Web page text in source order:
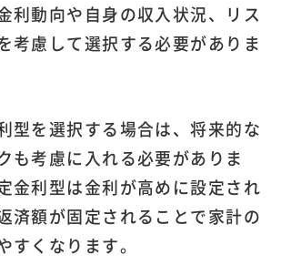
利動向や自身の収入状況、リス
考慮して選択する必要がありま
型を選択する場合は、将来的な
も考慮に入れる必要がありま
金利型は金利が高めに設定され
済額が固定されることで家計の
すくなります。